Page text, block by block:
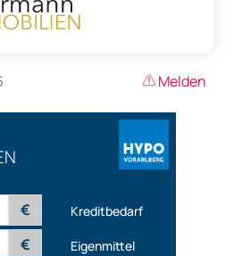
Melden
€ Kreditbedarf
€
Eigenmittel